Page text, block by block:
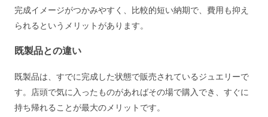
完成イメージがつかみやすく、比較的短い納期で、費用も抑え
られるというメリットがあります。
既製品との違い
既製品は、すでに完成した状態で販売されているジュエリーで
す。店頭で気に入ったものがあればその場で購入でき、すぐに
持ち帰れることが最大のメリットです。